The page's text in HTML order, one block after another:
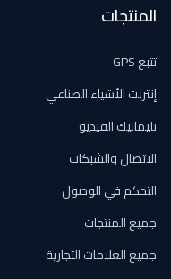
المنتجات
تتبع GPS
إنترنت الأشياء الصناعي
تليماتيك الفيديو
الاتصال والشبكات
التحكم في الوصول
جميع المنتجات
جميع العلامات التجارية